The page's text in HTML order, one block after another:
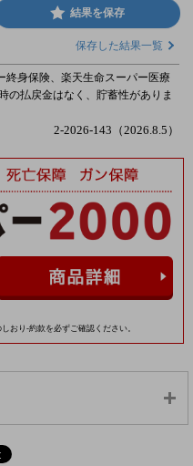
結果を保存
保存した結果一覧
終身保険、楽天生命スーパー医療
の払戻金はなく、貯蓄性がありま
2-2026-143（2026.8.5）
おり-約款を必ずご確認ください。